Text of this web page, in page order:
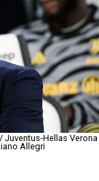
Hellas Verona
Allegri